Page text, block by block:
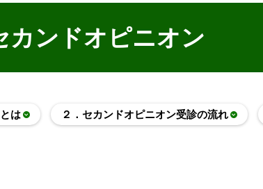
カンドオピニオン
は ２．セカンドオピニオン受診の流れ